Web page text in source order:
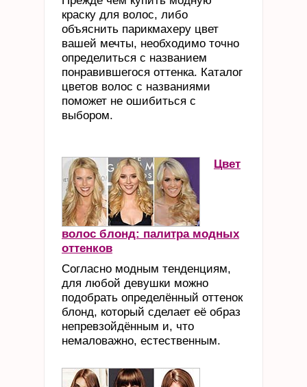
краску для волос, либо
объяснить парикмахеру цвет
вашей мечты, необходимо точно
определиться с названием
понравившегося оттенка. Каталог
цветов волос с названиями
поможет не ошибиться с
выбором.
Цвет
волос блонд: палитра модных
оттенков
Согласно модным тенденциям,
для любой девушки можно
подобрать определённый оттенок
блонд, который сделает её образ
непревзойдённым и, что
немаловажно, естественным.